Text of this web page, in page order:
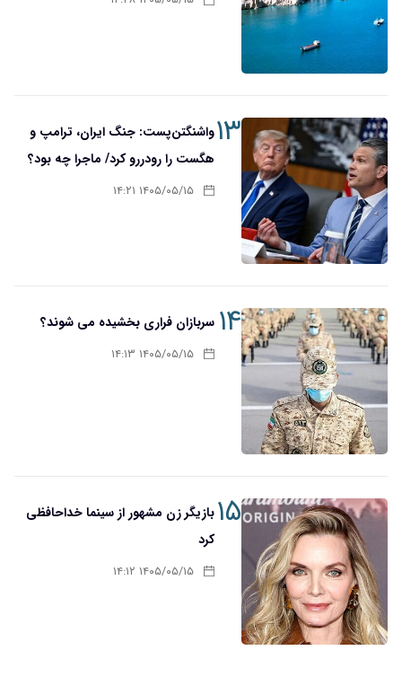
۱۳واشنگتن‌پست: جنگ ایران، ترامپ و
هگست را رودررو کرد/ ماجرا چه بود؟
۱۴۰۵/۰۵/۱۵ ۱۴:۲۱
۱۴ سربازان فراری بخشیده می شوند؟
۱۴۰۵/۰۵/۱۵ ۱۴:۱۳
۱۵بازیگر زن مشهور از سینما خداحافظی
کرد
۱۴۰۵/۰۵/۱۵ ۱۴:۱۲